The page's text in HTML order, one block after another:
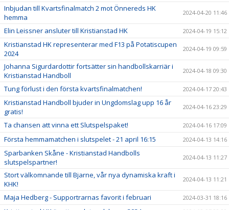
Inbjudan till Kvartsfinalmatch 2 mot Önnereds HK
hemma
2024-04-20 11:46
Elin Leissner ansluter till Kristianstad HK 2024-04-19 15:12
Kristianstad HK representerar med F13 på Potatiscupen
2024
2024-04-19 09:59
Johanna Sigurdardottir fortsätter sin handbollskarriär i
Kristianstad Handboll
2024-04-18 09:30
Tung förlust i den första kvartsfinalmatchen! 2024-04-17 20:43
Kristianstad Handboll bjuder in Ungdomslag upp 16 år
gratis!
2024-04-16 23:29
Ta chansen att vinna ett Slutspelspaket! 2024-04-16 17:09
Första hemmamatchen i slutspelet - 21 april 16:15 2024-04-13 14:16
Sparbanken Skåne - Kristianstad Handbolls
slutspelspartner!
2024-04-13 11:27
Stort välkomnande till Bjarne, vår nya dynamiska kraft i
KHK!
2024-04-13 11:21
Maja Hedberg - Supportrarnas favorit i februari 2024-03-31 18:16